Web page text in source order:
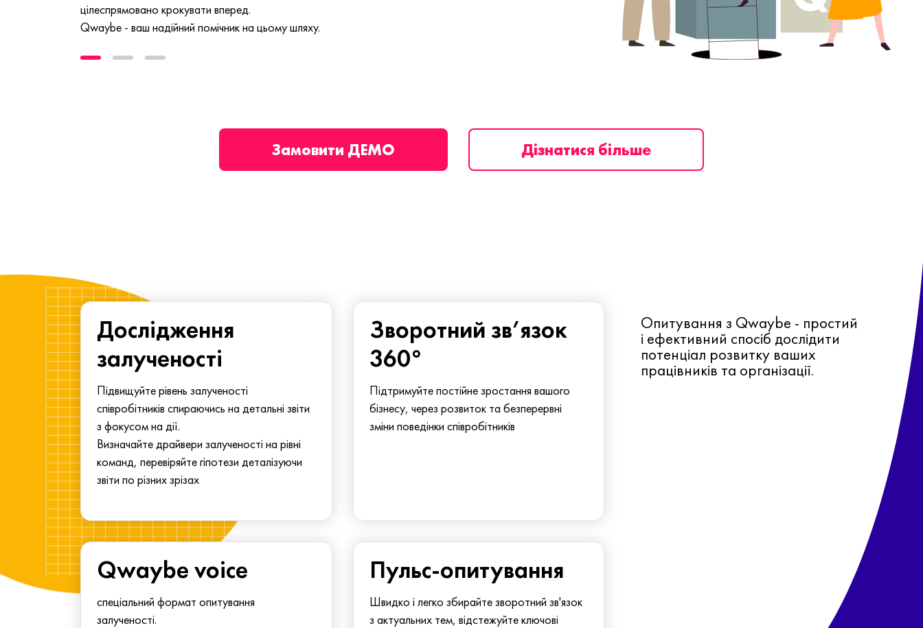
цілеспрямовано крокувати вперед.
Qwaybe - ваш надійний помічник на цьому шляху.
Замовити ДЕМО Дізнатися більше
Дослідження
залученості
Підвищуйте рівень залученості
співробітників спираючись на детальні звіти
з фокусом на дії.
Визначайте драйвери залученості на рівні
команд, перевіряйте гіпотези деталізуючи
звіти по різних зрізах
Зворотний зв’язок
360°
Підтримуйте постійне зростання вашого
бізнесу, через розвиток та безперервні
зміни поведінки співробітників
Опитування з Qwaybe - простий
і ефективний спосіб дослідити
потенціал розвитку ваших
працівників та організації.
Qwaybe voice
спеціальний формат опитування
залученості.
Пульс-опитування
Швидко і легко збирайте зворотний зв'язок
з актуальних тем, відстежуйте ключові